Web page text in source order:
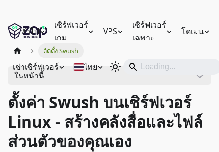
ทั่วไป
เซิร์ฟเวอร์
เกม
VPS
เซิร์ฟเวอร์
เฉพาะ
โดเมน
เช่าเซิร์ฟเวอร์ ไทย
ติดตั้ง Swush
ในหน้านี้
ตั้งค่า Swush บนเซิร์ฟเวอร์
Linux - สร้างคลังสื่อและไฟล์
ส่วนตัวของคุณเอง